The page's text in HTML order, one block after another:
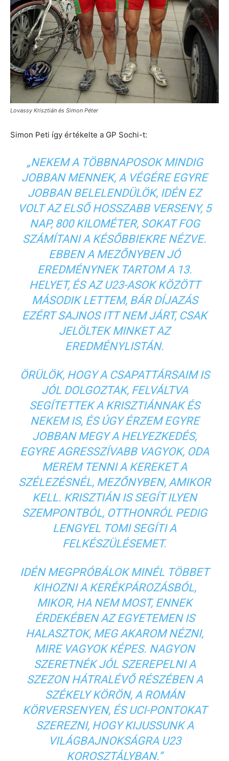
Lovassy Krisztián és Simon Péter
Simon Peti így értékelte a GP Sochi-t:
„NEKEM A TÖBBNAPOSOK MINDIG
JOBBAN MENNEK, A VÉGÉRE EGYRE
JOBBAN BELELENDÜLÖK, IDÉN EZ
VOLT AZ ELSŐ HOSSZABB VERSENY, 5
NAP, 800 KILOMÉTER, SOKAT FOG
SZÁMÍTANI A KÉSŐBBIEKRE NÉZVE.
EBBEN A MEZŐNYBEN JÓ
EREDMÉNYNEK TARTOM A 13.
HELYET, ÉS AZ U23-ASOK KÖZÖTT
MÁSODIK LETTEM, BÁR DÍJAZÁS
EZÉRT SAJNOS ITT NEM JÁRT, CSAK
JELÖLTEK MINKET AZ
EREDMÉNYLISTÁN.
ÖRÜLÖK, HOGY A CSAPATTÁRSAIM IS
JÓL DOLGOZTAK, FELVÁLTVA
SEGÍTETTEK A KRISZTIÁNNAK ÉS
NEKEM IS, ÉS ÚGY ÉRZEM EGYRE
JOBBAN MEGY A HELYEZKEDÉS,
EGYRE AGRESSZÍVABB VAGYOK, ODA
MEREM TENNI A KEREKET A
SZÉLEZÉSNÉL, MEZŐNYBEN, AMIKOR
KELL. KRISZTIÁN IS SEGÍT ILYEN
SZEMPONTBÓL, OTTHONRÓL PEDIG
LENGYEL TOMI SEGÍTI A
FELKÉSZÜLÉSEMET.
IDÉN MEGPRÓBÁLOK MINÉL TÖBBET
KIHOZNI A KERÉKPÁROZÁSBÓL,
MIKOR, HA NEM MOST, ENNEK
ÉRDEKÉBEN AZ EGYETEMEN IS
HALASZTOK, MEG AKAROM NÉZNI,
MIRE VAGYOK KÉPES. NAGYON
SZERETNÉK JÓL SZEREPELNI A
SZEZON HÁTRALÉVŐ RÉSZÉBEN A
SZÉKELY KÖRÖN, A ROMÁN
KÖRVERSENYEN, ÉS UCI-PONTOKAT
SZEREZNI, HOGY KIJUSSUNK A
VILÁGBAJNOKSÁGRA U23
KOROSZTÁLYBAN.”